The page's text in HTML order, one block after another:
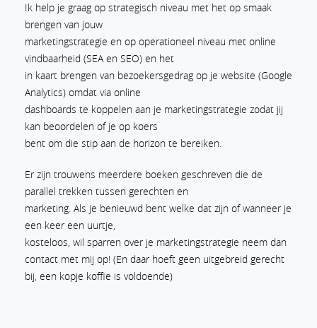
Ik help je graag op strategisch niveau met het op smaak
brengen van jouw
marketingstrategie en op operationeel niveau met online
vindbaarheid (SEA en SEO) en het
in kaart brengen van bezoekersgedrag op je website (Google
Analytics) omdat via online
dashboards te koppelen aan je marketingstrategie zodat jij
kan beoordelen of je op koers
bent om die stip aan de horizon te bereiken.
Er zijn trouwens meerdere boeken geschreven die de
parallel trekken tussen gerechten en
marketing. Als je benieuwd bent welke dat zijn of wanneer je
een keer een uurtje,
kosteloos, wil sparren over je marketingstrategie neem dan
contact met mij op! (En daar hoeft geen uitgebreid gerecht
bij, een kopje koffie is voldoende)